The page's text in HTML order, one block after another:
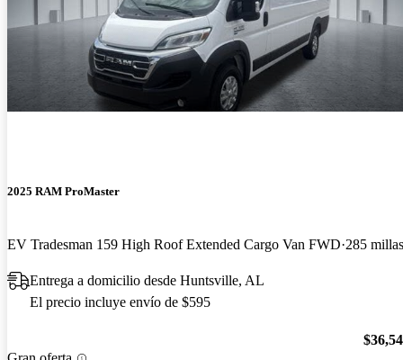
2025 RAM ProMaster
EV Tradesman 159 High Roof Extended Cargo Van FWD 285 millas
Entrega a domicilio desde Huntsville, AL
El precio incluye envío de $595